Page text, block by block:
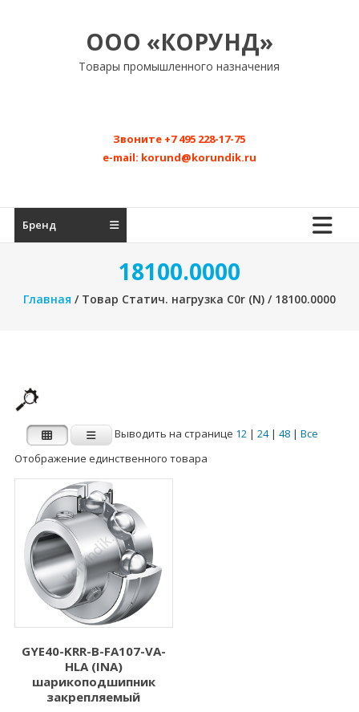
ООО «КОРУНД»
Товары промышленного назначения
Звоните +7 495 228-17-75
e-mail: korund@korundik.ru
Бренд
18100.0000
Главная / Товар Статич. нагрузка C0r (N) / 18100.0000
FAG INA
Внутренний
диаметр d (мм)
1.000
2.000
3.000
4.000
Выводить на странице 12| 24| 48| Все
Отображение единственного товара
GYE40-KRR-B-FA107-VA-
HLA (INA)
шарикоподшипник
закрепляемый